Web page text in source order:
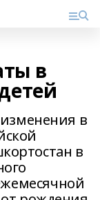
в
изменения в
в